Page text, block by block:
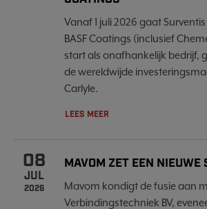
Vanaf 1 juli 2026 gaat
BASF Coatings (inclusief
start als onafhankelijk bedrijf,
de wereldwijde
Carlyle.
LEES MEER
08
JUL
2026
MAVOM ZET EEN NIEUWE
Mavom kondigt de fusie aan
Verbindingstechniek BV,